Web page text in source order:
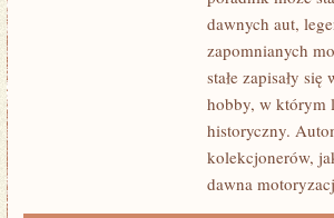
SAMOCHODY
dawnych aut,
zapomnianych
stałe zapisały
hobby, w którym
historyczny.
kolekcjonerów,
dawna